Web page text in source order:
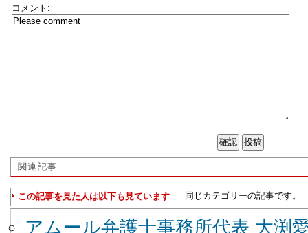
コメント:
関連記事
この記事を見た人は以下も見ています 同じカテゴリーの記事です。
アムール弁護士事務所代表 大渕